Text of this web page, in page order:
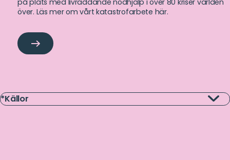
på plats med livräddande nödhjälp i över 80 kriser världen
över. Läs mer om vårt katastrofarbete här.
Akut
katastrofarbete
*Källor
Läs